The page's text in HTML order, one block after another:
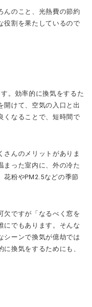
んのこと、光熱費の節約
役割を果たしているので
。 効率的に換気をするた
開けて、空気の入口と出
くなることで、短時間で
さんのメリットがありま
まった室内に、外の冷た
花粉やPM2.5などの季節
欠ですが「なるべく窓を
でもあります。 そんな
シーンで換気が億劫では
換気をするためにも、